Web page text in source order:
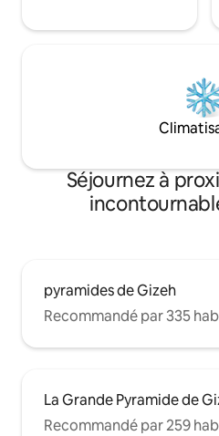
Séjournez à
pyramides de Gizeh
Recommandé par 335
La Grande Pyramide de
Recommandé par 259